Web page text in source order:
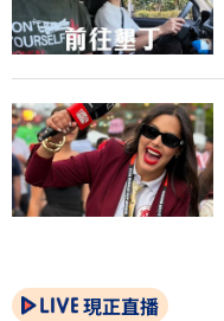
現正直播